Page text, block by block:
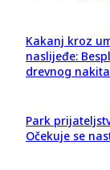
Kakanj kroz
naslijeđe:
drevnog nakita
Park
Očekuje se